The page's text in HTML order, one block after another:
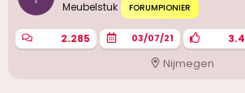
g
n
:
Meubelstuk FORUMPIONIER
2.285 03/07/21
Nijmegen